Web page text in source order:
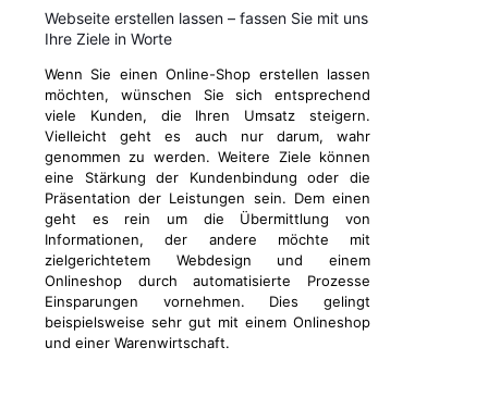
Webseite erstellen lassen – fassen Sie mit uns
Ihre Ziele in Worte
Wenn Sie einen Online-Shop erstellen lassen
möchten, wünschen Sie sich entsprechend
viele Kunden, die Ihren Umsatz steigern.
Vielleicht geht es auch nur darum, wahr
genommen zu werden. Weitere Ziele können
eine Stärkung der Kundenbindung oder die
Präsentation der Leistungen sein. Dem einen
geht es rein um die Übermittlung von
Informationen, der andere möchte mit
zielgerichtetem Webdesign und einem
Onlineshop durch automatisierte Prozesse
Einsparungen vornehmen. Dies gelingt
beispielsweise sehr gut mit einem Onlineshop
und einer Warenwirtschaft.